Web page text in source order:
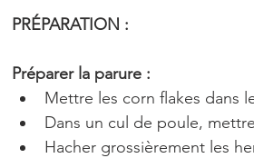
PRÉPARATION :
Préparer la parure :
Mettre les corn flakes dans
Dans un cul de poule,
Hacher grossièrement les